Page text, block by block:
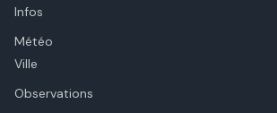
Infos
Météo
Ville
Observations